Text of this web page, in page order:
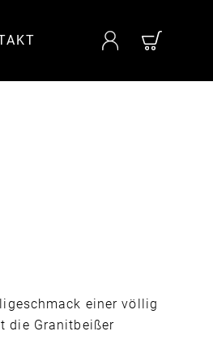
einer völlig
die Granitbeißer